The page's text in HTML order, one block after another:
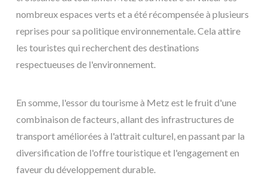
nombreux espaces verts et a été récompensée à plusieurs
reprises pour sa politique environnementale. Cela attire
les touristes qui recherchent des destinations
respectueuses de l'environnement.
En somme, l'essor du tourisme à Metz est le fruit d'une
combinaison de facteurs, allant des infrastructures de
transport améliorées à l'attrait culturel, en passant par la
diversification de l'offre touristique et l'engagement en
faveur du développement durable.